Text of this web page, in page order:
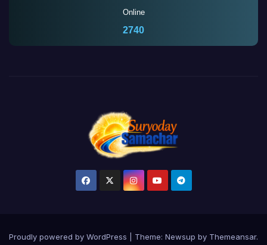
Online
2740
Proudly powered by WordPress Theme: Newsup by Themeansar.